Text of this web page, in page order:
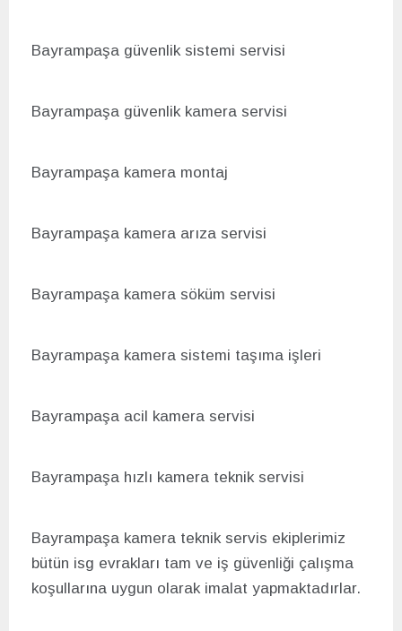
Bayrampaşa güvenlik sistemi servisi
Bayrampaşa güvenlik kamera servisi
Bayrampaşa kamera montaj
Bayrampaşa kamera arıza servisi
Bayrampaşa kamera söküm servisi
Bayrampaşa kamera sistemi taşıma işleri
Bayrampaşa acil kamera servisi
Bayrampaşa hızlı kamera teknik servisi
Bayrampaşa kamera teknik servis ekiplerimiz
bütün isg evrakları tam ve iş güvenliği çalışma
koşullarına uygun olarak imalat yapmaktadırlar.